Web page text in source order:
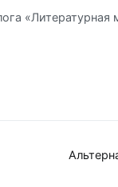
«Литературная